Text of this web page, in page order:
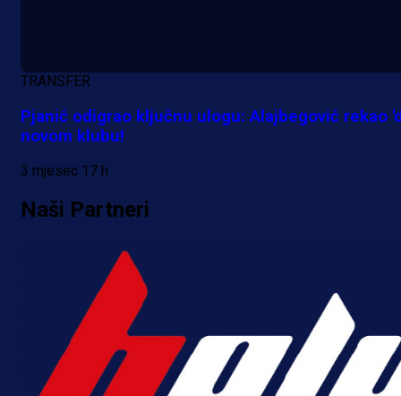
Kakva partija Omerovića:
dva gola za samo tri minute!
9 h 11 min
TRANSFER
Pjanić odigrao ključnu ulogu: Alajbegović rekao
novom klubu!
3 mjesec 17 h
Naši Partneri